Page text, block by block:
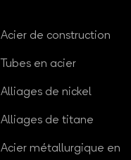
Acier de construction
Tubes en acier
Alliages de nickel
Alliages de titane
Acier métallurgique en